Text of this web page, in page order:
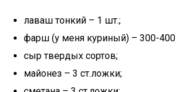
лаваш тонкий – 1 шт.;
фарш (у меня куриный) – 300-400
сыр твердых сортов;
майонез – 3 ст.ложки;